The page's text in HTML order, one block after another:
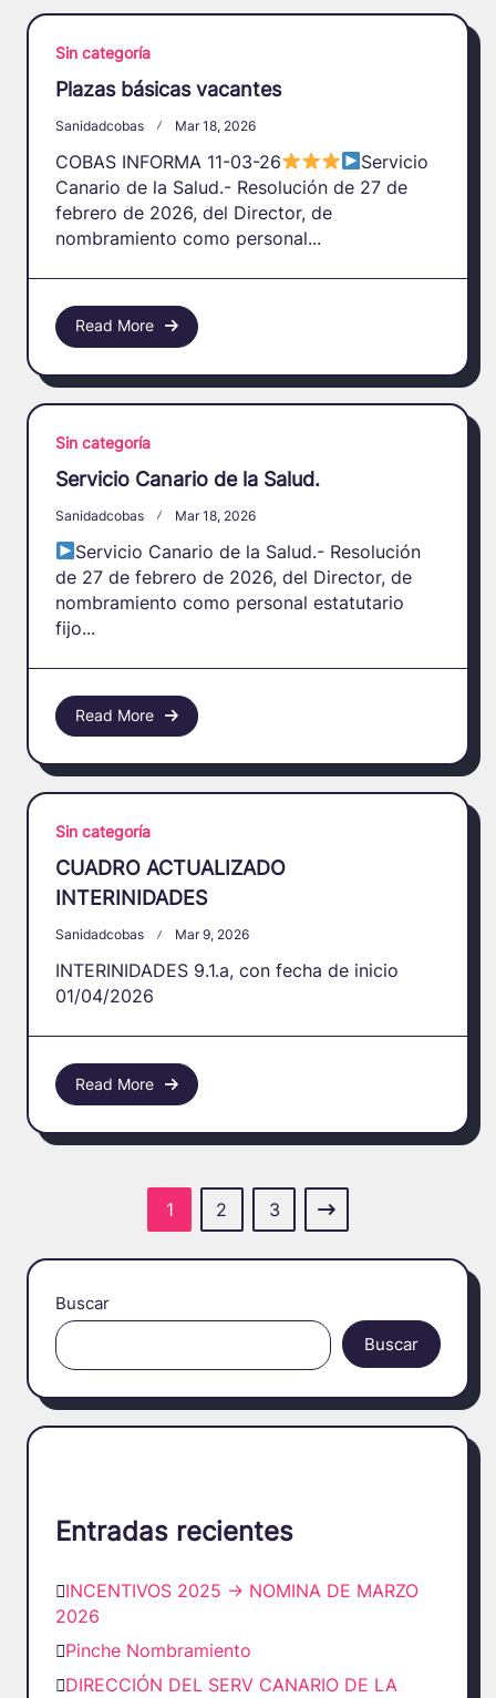
Sin categoría
Plazas básicas vacantes
Sanidadcobas Mar 18, 2026
COBAS INFORMA 11-03-26
Servicio
Canario de la Salud.- Resolución de 27 de
febrero de 2026, del Director, de
nombramiento como personal...
Read More
Sin categoría
Servicio Canario de la Salud.
Sanidadcobas Mar 18, 2026
Servicio Canario de la Salud.- Resolución
de 27 de febrero de 2026, del Director, de
nombramiento como personal estatutario
fijo...
Read More
Sin categoría
CUADRO ACTUALIZADO
INTERINIDADES
Sanidadcobas Mar 9, 2026
INTERINIDADES 9.1.a, con fecha de inicio
01/04/2026
Read More
1 2 3
Buscar
Buscar
Entradas recientes
INCENTIVOS 2025 -> NOMINA DE MARZO
2026
Pinche Nombramiento
DIRECCIÓN DEL SERV CANARIO DE LA